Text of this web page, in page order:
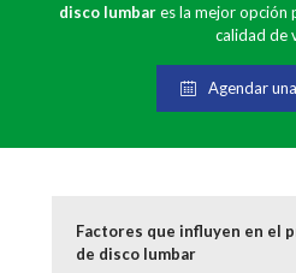
disco lumbares la mejor opción
calidad de
Agendar
Factores que influyen en el
de disco lumbar